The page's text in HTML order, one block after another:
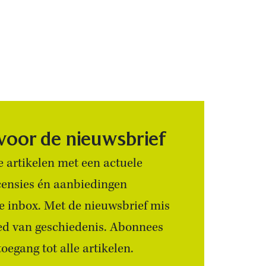
de nieuwsbrief
artikelen met een actuele
én aanbiedingen
inbox. Met de nieuwsbrief mis
van geschiedenis. Abonnees
tot alle artikelen.